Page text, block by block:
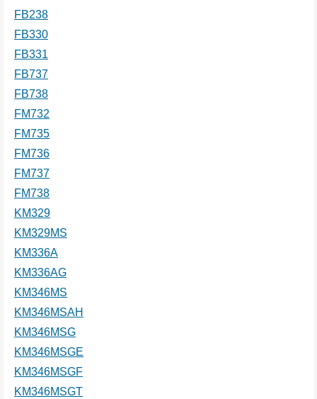
FB238
FB330
FB331
FB737
FB738
FM732
FM735
FM736
FM737
FM738
KM329
KM329MS
KM336A
KM336AG
KM346MS
KM346MSAH
KM346MSG
KM346MSGE
KM346MSGF
KM346MSGT